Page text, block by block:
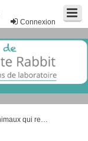
Connexion